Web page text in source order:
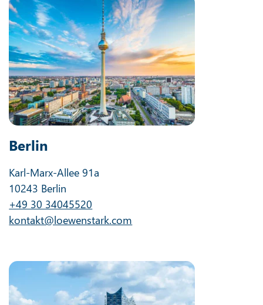
Berlin
Karl-Marx-Allee 91a
10243 Berlin
+49 30 34045520
kontakt@loewenstark.com